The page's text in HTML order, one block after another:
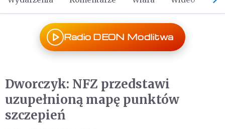
Radio DEON Modlitwa
Dworczyk: NFZ przedstawi
uzupełnioną mapę punktów
szczepień